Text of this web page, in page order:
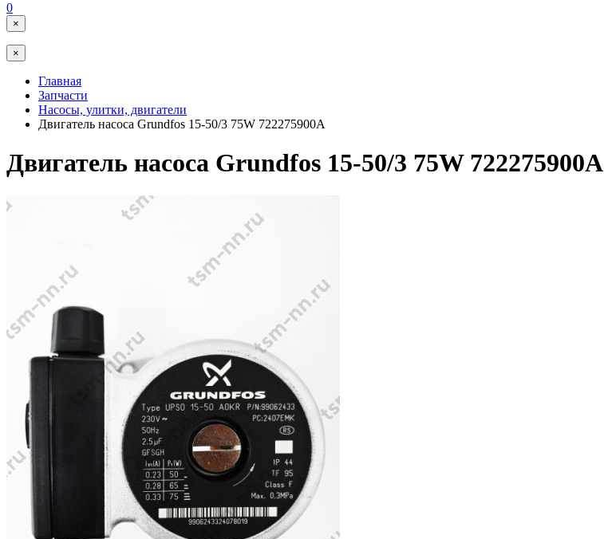
0
×
×
Главная
Запчасти
Насосы, улитки, двигатели
Двигатель насоса Grundfos 15-50/3 75W 722275900А
Двигатель насоса Grundfos 15-50/3 75W 722275900А